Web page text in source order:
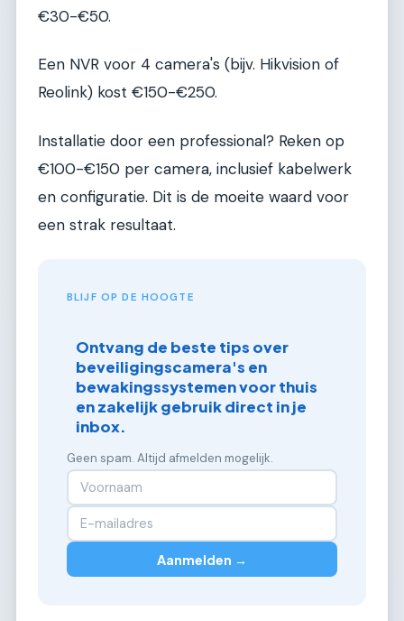
€30-€50.
Een NVR voor 4 camera's (bijv. Hikvision of
Reolink) kost €150-€250.
Installatie door een professional? Reken op
€100-€150 per camera, inclusief kabelwerk
en configuratie. Dit is de moeite waard voor
een strak resultaat.
BLIJF OP DE HOOGTE
Ontvang de beste tips over
beveiligingscamera's en
bewakingssystemen voor thuis
en zakelijk gebruik direct in je
inbox.
Geen spam. Altijd afmelden mogelijk.
Aanmelden →